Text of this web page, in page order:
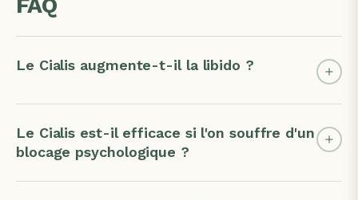
Le Cialis augmente-t-il la libido ?
Le Cialis est-il efficace si l'on souffre d'un
blocage psychologique ?